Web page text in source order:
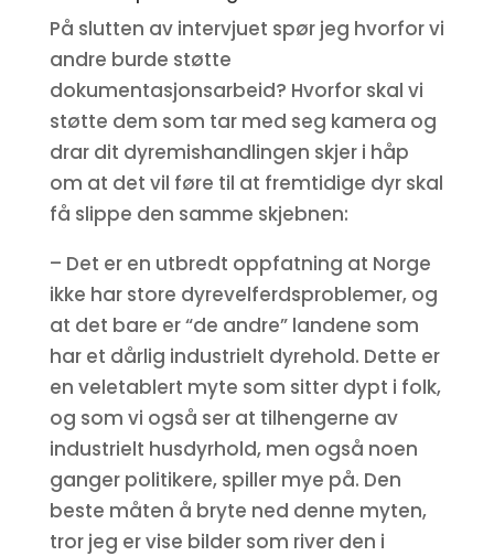
På slutten av intervjuet spør jeg hvorfor vi
andre burde støtte
dokumentasjonsarbeid? Hvorfor skal vi
støtte dem som tar med seg kamera og
drar dit dyremishandlingen skjer i håp
om at det vil føre til at fremtidige dyr skal
få slippe den samme skjebnen:
– Det er en utbredt oppfatning at Norge
ikke har store dyrevelferdsproblemer, og
at det bare er “de andre” landene som
har et dårlig industrielt dyrehold. Dette er
en veletablert myte som sitter dypt i folk,
og som vi også ser at tilhengerne av
industrielt husdyrhold, men også noen
ganger politikere, spiller mye på. Den
beste måten å bryte ned denne myten,
tror jeg er vise bilder som river den i